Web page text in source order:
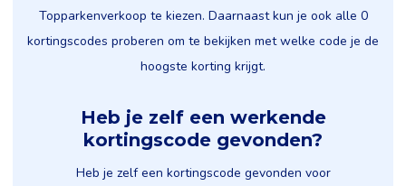
Topparkenverkoop te kiezen. Daarnaast kun je ook alle 0
kortingscodes proberen om te bekijken met welke code je de
hoogste korting krijgt.
Heb je zelf een werkende
kortingscode gevonden?
Heb je zelf een kortingscode gevonden voor